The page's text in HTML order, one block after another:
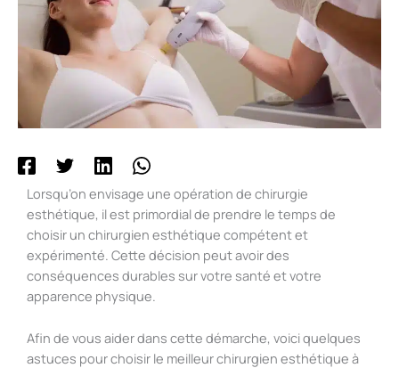
Lorsqu’on envisage une opération de chirurgie
esthétique, il est primordial de prendre le temps de
choisir un chirurgien esthétique compétent et
expérimenté. Cette décision peut avoir des
conséquences durables sur votre santé et votre
apparence physique.
Afin de vous aider dans cette démarche, voici quelques
astuces pour choisir le meilleur chirurgien esthétique à